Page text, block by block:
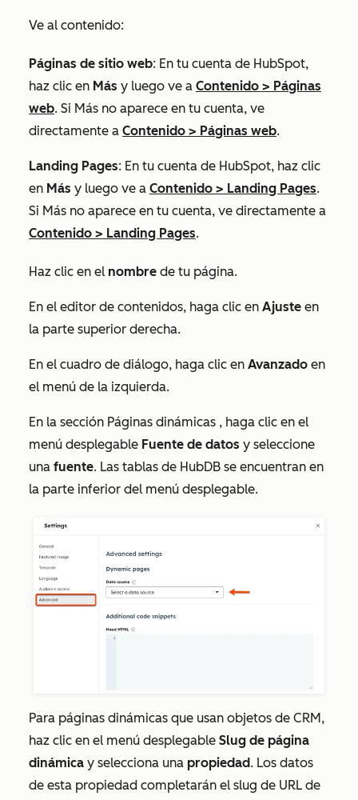
Ve al contenido:
Páginas de sitio web: En tu cuenta de HubSpot,
haz clic en Más y luego ve a Contenido > Páginas
web. Si Más no aparece en tu cuenta, ve
directamente a Contenido > Páginas web.
Landing Pages: En tu cuenta de HubSpot, haz clic
en Más y luego ve a Contenido > Landing Pages.
Si Más no aparece en tu cuenta, ve directamente a
Contenido > Landing Pages.
Haz clic en el nombre de tu página.
En el editor de contenidos, haga clic en Ajuste en
la parte superior derecha.
En el cuadro de diálogo, haga clic en Avanzado en
el menú de la izquierda.
En la sección Páginas dinámicas , haga clic en el
menú desplegable Fuente de datos y seleccione
una fuente. Las tablas de HubDB se encuentran en
la parte inferior del menú desplegable.
Para páginas dinámicas que usan objetos de CRM,
haz clic en el menú desplegable Slug de página
dinámica y selecciona una propiedad. Los datos
de esta propiedad completarán el slug de URL de